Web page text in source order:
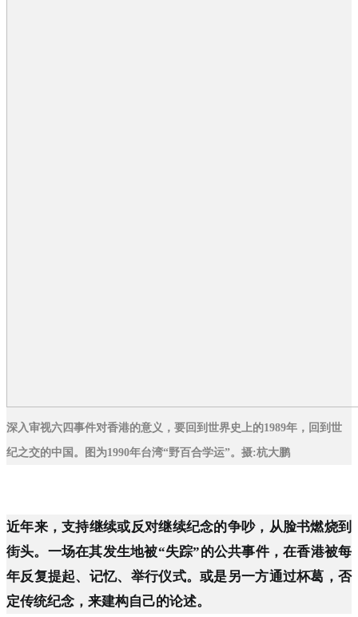
深入审视六四事件对香港的意义，要回到世界史上的1989年，回到世
纪之交的中国。图为1990年台湾“野百合学运”。 摄:杭大鹏
近年来，支持继续或反对继续纪念的争吵，从脸书燃烧到
街头。一场在其发生地被“失踪”的公共事件，在香港被每
年反复提起、记忆、举行仪式。或是另一方通过杯葛，否
定传统纪念，来建构自己的论述。